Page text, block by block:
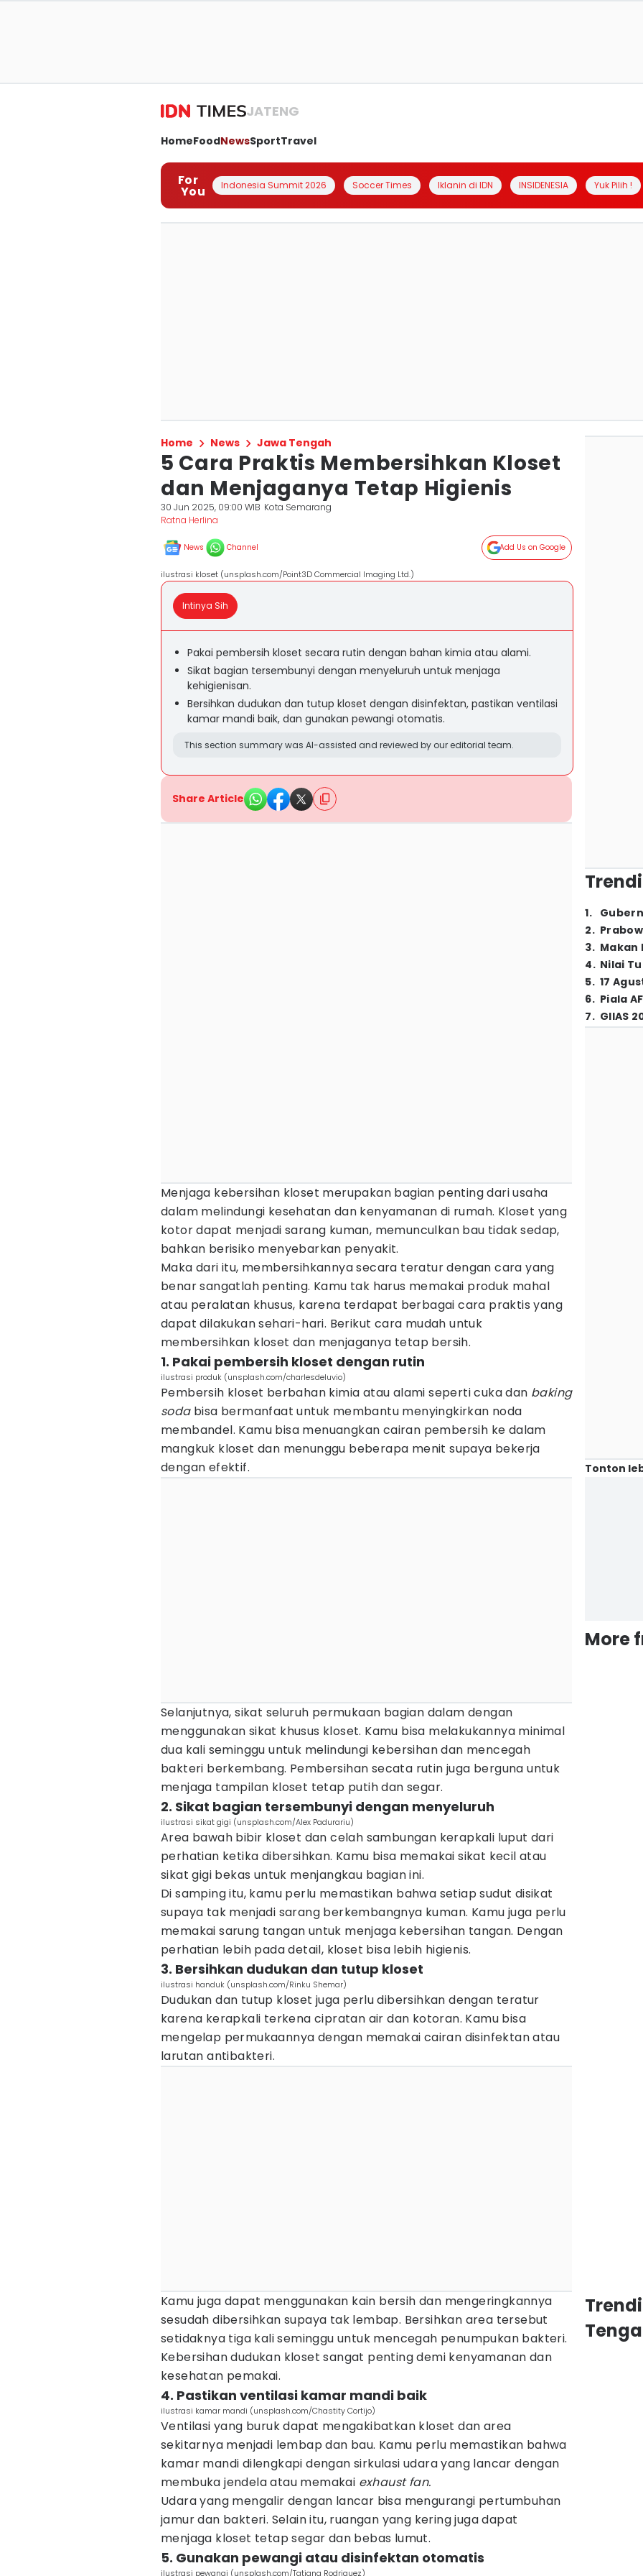
JATENG
HomeFoodNewsSportTravel
For
You Indonesia Summit 2026 Soccer Times Iklanin di IDN INSIDENESIA Yuk Pilih !
Home News Jawa Tengah
5 Cara Praktis Membersihkan Kloset
dan Menjaganya Tetap Higienis
30 Jun 2025, 09:00 WIB Kota Semarang
Ratna Herlina
News Channel Add Us on Google
ilustrasi kloset (unsplash.com/Point3D Commercial Imaging Ltd.)
Intinya Sih
Pakai pembersih kloset secara rutin dengan bahan kimia atau alami.
Sikat bagian tersembunyi dengan menyeluruh untuk menjaga
kehigienisan.
Bersihkan dudukan dan tutup kloset dengan disinfektan, pastikan ventilasi
kamar mandi baik, dan gunakan pewangi otomatis.
This section summary was AI-assisted and reviewed by our editorial team.
Share Article
Menjaga kebersihan kloset merupakan bagian penting dari usaha
dalam melindungi kesehatan dan kenyamanan di rumah. Kloset yang
kotor dapat menjadi sarang kuman, memunculkan bau tidak sedap,
bahkan berisiko menyebarkan penyakit.
Maka dari itu, membersihkannya secara teratur dengan cara yang
benar sangatlah penting. Kamu tak harus memakai produk mahal
atau peralatan khusus, karena terdapat berbagai cara praktis yang
dapat dilakukan sehari-hari. Berikut cara mudah untuk
membersihkan kloset dan menjaganya tetap bersih.
1. Pakai pembersih kloset dengan rutin
ilustrasi produk (unsplash.com/charlesdeluvio)
Pembersih kloset berbahan kimia atau alami seperti cuka dan baking
sodabisa bermanfaat untuk membantu menyingkirkan noda
membandel. Kamu bisa menuangkan cairan pembersih ke dalam
mangkuk kloset dan menunggu beberapa menit supaya bekerja
dengan efektif.
Selanjutnya, sikat seluruh permukaan bagian dalam dengan
menggunakan sikat khusus kloset. Kamu bisa melakukannya minimal
dua kali seminggu untuk melindungi kebersihan dan mencegah
bakteri berkembang. Pembersihan secata rutin juga berguna untuk
menjaga tampilan kloset tetap putih dan segar.
2. Sikat bagian tersembunyi dengan menyeluruh
ilustrasi sikat gigi (unsplash.com/Alex Padurariu)
Area bawah bibir kloset dan celah sambungan kerapkali luput dari
perhatian ketika dibersihkan. Kamu bisa memakai sikat kecil atau
sikat gigi bekas untuk menjangkau bagian ini.
Di samping itu, kamu perlu memastikan bahwa setiap sudut disikat
supaya tak menjadi sarang berkembangnya kuman. Kamu juga perlu
memakai sarung tangan untuk menjaga kebersihan tangan. Dengan
perhatian lebih pada detail, kloset bisa lebih higienis.
3. Bersihkan dudukan dan tutup kloset
ilustrasi handuk (unsplash.com/Rinku Shemar)
Dudukan dan tutup kloset juga perlu dibersihkan dengan teratur
karena kerapkali terkena cipratan air dan kotoran. Kamu bisa
mengelap permukaannya dengan memakai cairan disinfektan atau
larutan antibakteri.
Kamu juga dapat menggunakan kain bersih dan mengeringkannya
sesudah dibersihkan supaya tak lembap. Bersihkan area tersebut
setidaknya tiga kali seminggu untuk mencegah penumpukan bakteri.
Kebersihan dudukan kloset sangat penting demi kenyamanan dan
kesehatan pemakai.
4. Pastikan ventilasi kamar mandi baik
ilustrasi kamar mandi (unsplash.com/Chastity Cortijo)
Ventilasi yang buruk dapat mengakibatkan kloset dan area
sekitarnya menjadi lembap dan bau. Kamu perlu memastikan bahwa
kamar mandi dilengkapi dengan sirkulasi udara yang lancar dengan
membuka jendela atau memakai exhaust fan.
Udara yang mengalir dengan lancar bisa mengurangi pertumbuhan
jamur dan bakteri. Selain itu, ruangan yang kering juga dapat
menjaga kloset tetap segar dan bebas lumut.
5. Gunakan pewangi atau disinfektan otomatis
ilustrasi pewangi (unsplash.com/Tatiana Rodriguez)
1.
2.
3. Makan
4. Nilai
5. 17
6. Piala
7. GIIAS
Tonton
More